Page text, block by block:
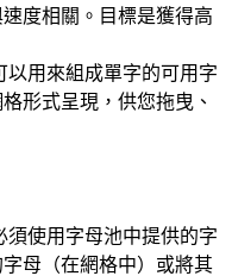
度相關。目標是獲得高
以用來組成單字的可用字
形式呈現，供您拖曳、
須使用字母池中提供的字
母（在網格中）或將其